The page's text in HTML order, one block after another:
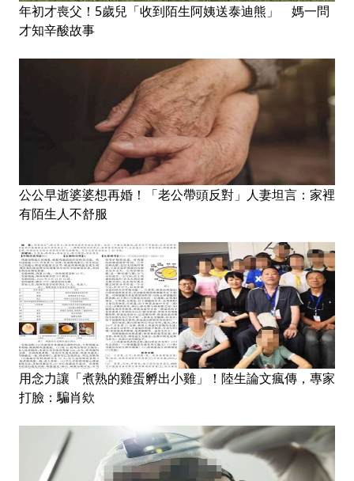
年初才喪父！5歲兒「收到陌生阿姨送泰迪熊」 媽一問
才知辛酸故事
公公早逝婆婆想再婚！「老公帶頭反對」人妻坦言：家裡
有陌生人不舒服
用念力讓「煮熟的雞蛋孵出小雞」！陸生論文瘋傳，專家
打臉：騙肖欸